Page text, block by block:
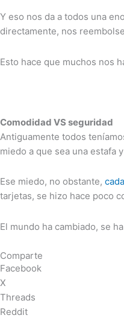
Y eso nos da a todos una
directamente, nos
Esto hace que muchos nos
Comodidad VS seguridad
Antiguamente todos
miedo a que sea una estafa
Ese miedo, no obstante,
tarjetas, se hizo hace poco
El mundo ha cambiado, se
Comparte
Facebook
X
Threads
Reddit